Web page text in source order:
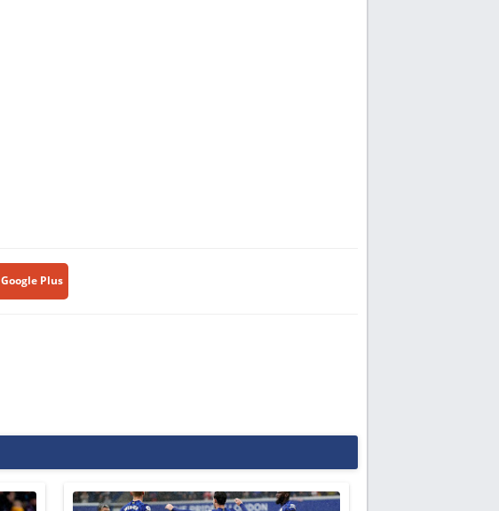
Google Plus